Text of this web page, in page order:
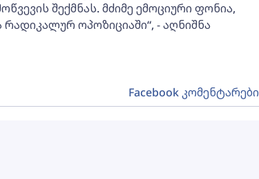
შექმნას. მძიმე ემოციური ფონია,
ოპოზიციაში“, - აღნიშნა
Facebook კომენტარები